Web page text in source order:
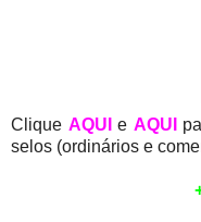
Clique AQUI e AQUI
selos (ordinários e